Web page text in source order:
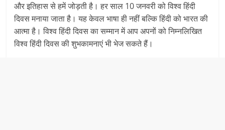
और इतिहास से हमें जोड़ती है। हर साल 10 जनवरी को विश्व हिंदी
दिवस मनाया जाता है। यह केवल भाषा ही नहीं बल्कि हिंदी को भारत की
आत्मा है। विश्व हिंदी दिवस का सम्मान में आप अपनों को निम्नलिखित
विश्व हिंदी दिवस की शुभकामनाएं भी भेज सकते हैं।